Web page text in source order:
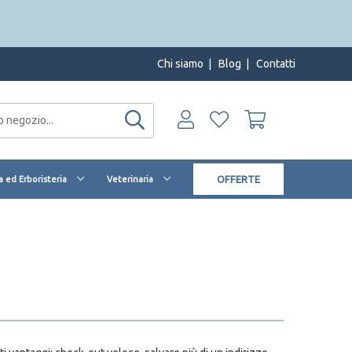
Chi siamo Blog Contatti
ed Erboristeria Veterinaria OFFERTE